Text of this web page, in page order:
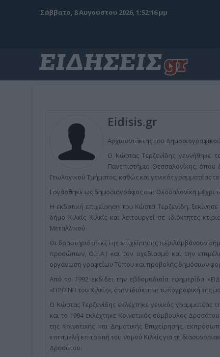
Σάββατο, 8 Αυγούστου 2026, 1:52:17 μμ
Eidisis.gr
Αρχισυντάκτης του
Ο Κώστας Τερζενίδης γεννήθηκε
Πανεπιστήμιο Θεσσαλονίκης, όπου
Γεωλογικού Τμήματος, καθώς και γενικός γραμματέας
Εργάσθηκε ως δημοσιογράφος στη Θεσσαλονίκη μέχρι
Η εκδοτική επιχείρηση του Κώστα Τερζενίδη,
δήμο Κιλκίς Κιλκίς και λειτουργεί σε ιδιόκτητες
Μεταλλικού.
Οι δραστηριότητες της επιχείρησης περιλαμβάνουν
προσώπων, Ο.Τ.Α.) και τον σχεδιασμό και την
οργάνωση γραφείων Τύπου και προβολής δημόσιων
Από το 1992 εκδίδει την εβδομαδιαία εφημερίδα
«ΠΡΩΙΝΗ του Κιλκίς», στην ιδιόκτητη τυπογραφική
Ο Κώστας Τερζενίδης εκλέχτηκε γενικός γραμματέας
και το 1994 εκλέχτηκε Κοινοτικός σύμβουλος
της Κοινοτικής και Δημοτικής Επιχείρησης,
επταμελή επιτροπή του νομού Κιλκίς για τη
Δροσάτου.